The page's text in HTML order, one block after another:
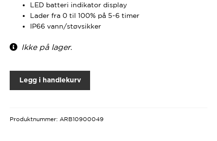
LED batteri indikator display
Lader fra 0 til 100% på 5-6 timer
IP66 vann/støvsikker
Ikke på lager.
Legg i handlekurv
Produktnummer: ARB10900049